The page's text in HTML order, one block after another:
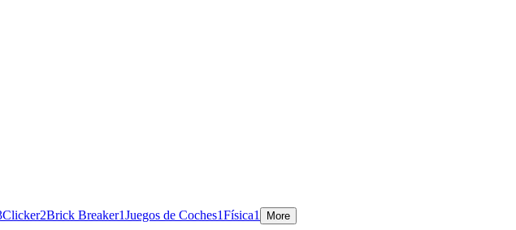
Clicker2Brick Breaker1Juegos de Coches1Física1 More